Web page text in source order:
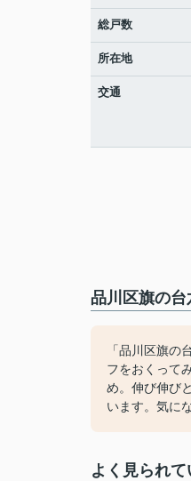
総戸数
所在地
交通
品川区旗の
「品川区旗
フをおくって
め。伸び伸び
います。気に
よく見られ